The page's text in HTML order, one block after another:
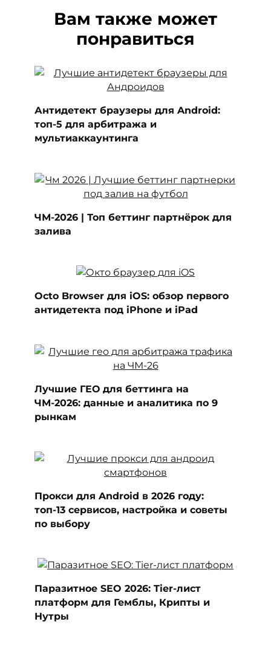
Вам также может
понравиться
Антидетект браузеры для Android:
топ-5 для арбитража и
мультиаккаунтинга
ЧМ-2026 | Топ беттинг партнёрок для
залива
Octo Browser для iOS: обзор первого
антидетекта под iPhone и iPad
Лучшие ГЕО для беттинга на
ЧМ-2026: данные и аналитика по 9
рынкам
Прокси для Android в 2026 году:
топ-13 сервисов, настройка и советы
по выбору
Паразитное SEO 2026: Tier-лист
платформ для Гемблы, Крипты и
Нутры